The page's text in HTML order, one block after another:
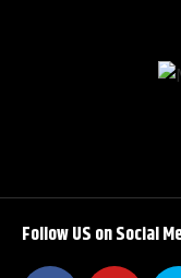
Follow US on Social